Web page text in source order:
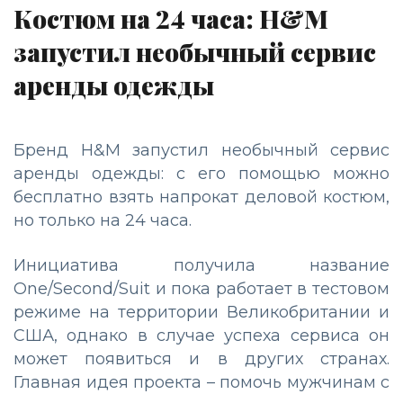
Костюм на 24 часа: H&M
запустил необычный сервис
аренды одежды
Бренд H&M запустил необычный сервис
аренды одежды: с его помощью можно
бесплатно взять напрокат деловой костюм,
но только на 24 часа.
Инициатива получила название
One/Second/Suit и пока работает в тестовом
режиме на территории Великобритании и
США, однако в случае успеха сервиса он
может появиться и в других странах.
Главная идея проекта – помочь мужчинам с